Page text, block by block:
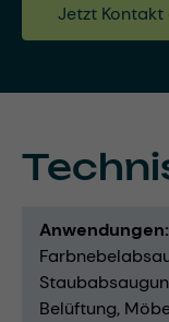
Jetzt Kontakt
Anwendungen
Belüftung